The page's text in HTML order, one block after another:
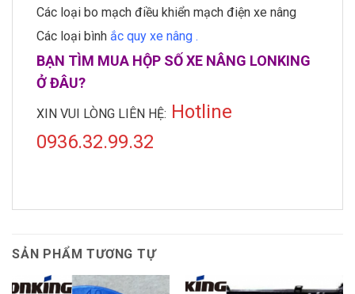
Các loại bo mạch điều khiển mạch điện xe nâng
Các loại bình ắc quy xe nâng .
BẠN TÌM MUA HỘP SỐ XE NÂNG LONKING
Ở ĐÂU?
XIN VUI LÒNG LIÊN HỆ: Hotline
0936.32.99.32
SẢN PHẨM TƯƠNG TỰ